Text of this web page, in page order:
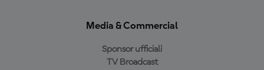
Media & Commercial
Sponsor ufficiali
TV Broadcast